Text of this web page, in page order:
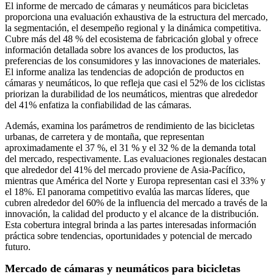
El informe de mercado de cámaras y neumáticos para bicicletas
proporciona una evaluación exhaustiva de la estructura del mercado,
la segmentación, el desempeño regional y la dinámica competitiva.
Cubre más del 48 % del ecosistema de fabricación global y ofrece
información detallada sobre los avances de los productos, las
preferencias de los consumidores y las innovaciones de materiales.
El informe analiza las tendencias de adopción de productos en
cámaras y neumáticos, lo que refleja que casi el 52% de los ciclistas
priorizan la durabilidad de los neumáticos, mientras que alrededor
del 41% enfatiza la confiabilidad de las cámaras.
Además, examina los parámetros de rendimiento de las bicicletas
urbanas, de carretera y de montaña, que representan
aproximadamente el 37 %, el 31 % y el 32 % de la demanda total
del mercado, respectivamente. Las evaluaciones regionales destacan
que alrededor del 41% del mercado proviene de Asia-Pacífico,
mientras que América del Norte y Europa representan casi el 33% y
el 18%. El panorama competitivo evalúa las marcas líderes, que
cubren alrededor del 60% de la influencia del mercado a través de la
innovación, la calidad del producto y el alcance de la distribución.
Esta cobertura integral brinda a las partes interesadas información
práctica sobre tendencias, oportunidades y potencial de mercado
futuro.
Mercado de cámaras y neumáticos para bicicletas